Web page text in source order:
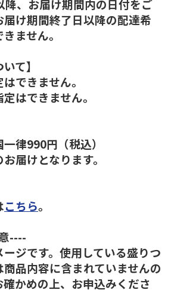
降、お届け期間内の日付をご
け期間終了日以降の配達希
ません。
て】
できません。
はできません。
律990円（税込）
届けとなります。
こちら。
----
ジです。使用している盛りつ
品内容に含まれていませんの
かめの上、お申込みくださ